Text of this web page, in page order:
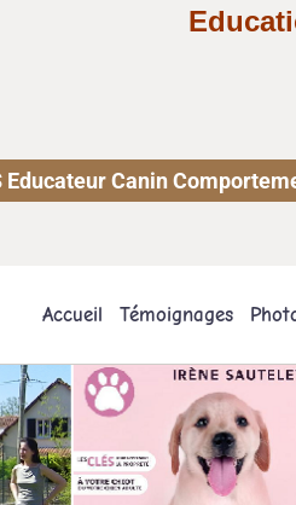
Educateur Canin
Accueil Témoignages